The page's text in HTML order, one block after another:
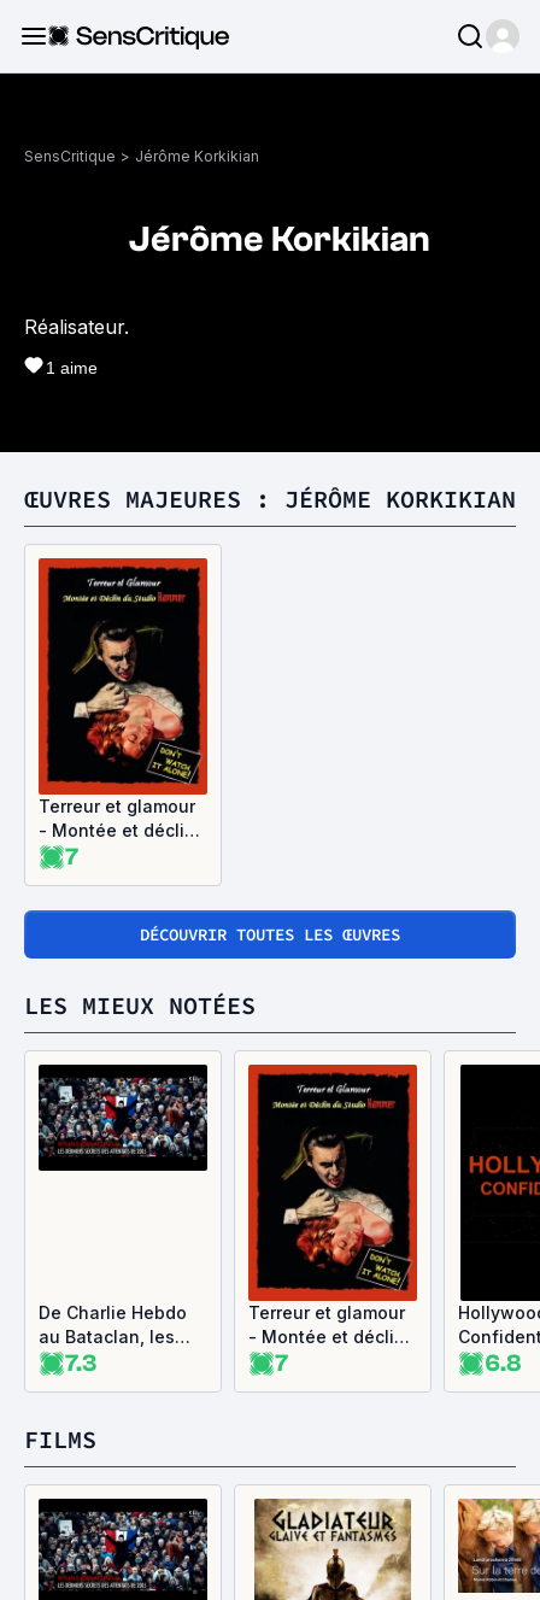
SensCritique > Jérôme Korkikian
Jérôme Korkikian
Réalisateur.
1 aime
ŒUVRES MAJEURES : JÉRÔME KORKIKIAN
Terreur et glamour
- Montée et déclin
du studio Hammer
7
DÉCOUVRIR TOUTES LES ŒUVRES
LES MIEUX NOTÉES
De Charlie Hebdo
au Bataclan, les
derniers secrets
7.3
Terreur et glamour
- Montée et déclin
du studio Hammer
7
égouts
6.8
FILMS